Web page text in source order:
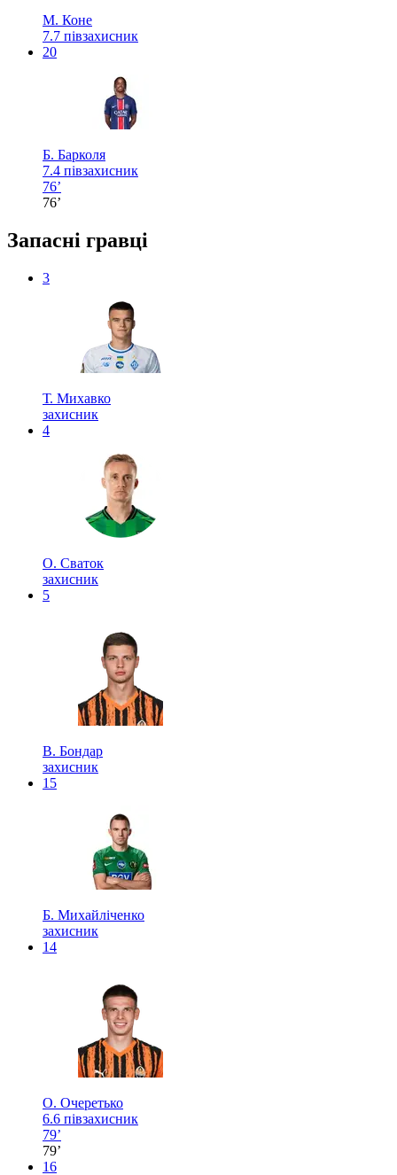
М. Коне
7.7 півзахисник
20
Б. Барколя
7.4 півзахисник
76’
76’
Запасні гравці
3
Т. Михавко
захисник
4
О. Сваток
захисник
5
В. Бондар
захисник
15
Б. Михайліченко
захисник
14
О. Очеретько
6.6 півзахисник
79’
79’
16